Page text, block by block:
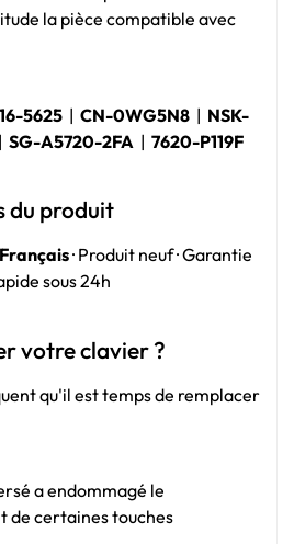
la pièce compatible avec
16-5625 | CN-0WG5N8 | NSK-
| SG-A5720-2FA | 7620-P119F
du produit
· Produit neuf · Garantie
sous 24h
votre clavier ?
qu'il est temps de remplacer
a endommagé le
de certaines touches